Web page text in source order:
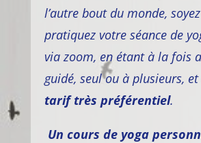
l’autre bout du monde,
pratiquez votre séance de
via zoom, en étant à la fois
guidé, seul ou à plusieurs,
tarif très préférentiel.
Un cours de yoga